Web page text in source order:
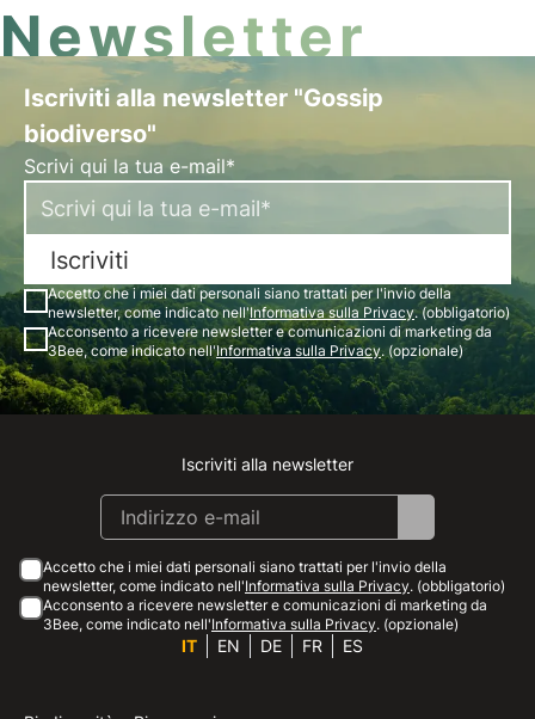
Newsletter
Iscriviti alla newsletter "Gossip
biodiverso"
Scrivi qui la tua e-mail*
Iscriviti
Accetto che i miei dati personali siano trattati per l'invio della
newsletter, come indicato nell'Informativa sulla Privacy. (obbligatorio)
Acconsento a ricevere newsletter e comunicazioni di marketing da
3Bee, come indicato nell'Informativa sulla Privacy. (opzionale)
Instagram
Facebook
Linkedin
Youtube
Iscriviti alla newsletter
Accetto che i miei dati personali siano trattati per l'invio della
newsletter, come indicato nell'Informativa sulla Privacy. (obbligatorio)
Acconsento a ricevere newsletter e comunicazioni di marketing da
3Bee, come indicato nell'Informativa sulla Privacy. (opzionale)
IT EN DE FR ES